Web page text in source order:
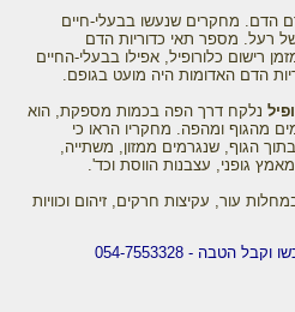
הדם. מחקרים שנעשו בבעלי-חיים
רעל. מספר תאי כדוריות הדם
לקדמותו תוך 4 או 5 ימים מזמן רישום כלורופיל, אפילו בבעלי-החיים
הדם האדומות היה מועט בגופם.
נלקח דרך הפה בכמות מספקת, הוא
מהגוף ומהפה. מחקריו הראו כי
בתוך הגוף, שנגרמים ממזון, משתייה,
גופני, עצבנות הווסת וכד'.
עור, עקיצות חרקים, זיהום וכוויות
הטבה - 054-7553328